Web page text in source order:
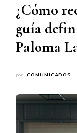
¿Cómo
guía
Paloma
por COMUNICADOS